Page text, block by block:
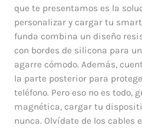
original
$ 95.000.
actual
es:
$ 65.000.
que te presentamos es la
personalizar y cargar tu
funda combina un diseño
con bordes de silicona para
agarre cómodo. Además,
la parte posterior para
teléfono. Pero eso no es todo,
magnética, cargar tu
nunca. Olvídate de los cables
Glass
Pro
cantidad